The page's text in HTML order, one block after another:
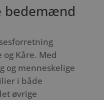
bedemænd
Kåre. Med
og menneskelige
i både
øvrige